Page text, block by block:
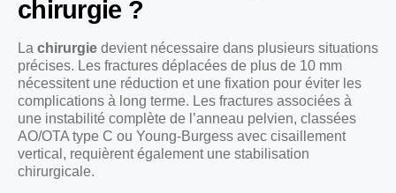
chirurgie ?
La chirurgie devient nécessaire dans plusieurs situations
précises. Les fractures déplacées de plus de 10 mm
nécessitent une réduction et une fixation pour éviter les
complications à long terme. Les fractures associées à
une instabilité complète de l’anneau pelvien, classées
AO/OTA type C ou Young-Burgess avec cisaillement
vertical, requièrent également une stabilisation
chirurgicale.